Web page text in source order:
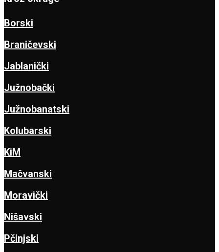
Borski
Braničevski
Jablanički
Južnobački
Južnobanatski
Kolubarski
KiM
Mačvanski
Moravički
Nišavski
Pčinjski